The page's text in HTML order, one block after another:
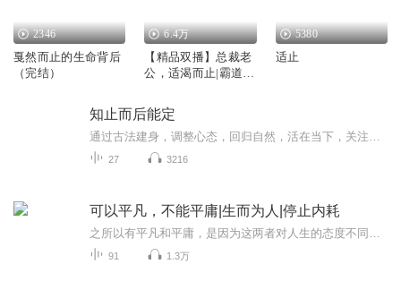
2346
戛然而止的生命背后
（完结）
6.4万
【精品双播】总裁老
公，适渴而止|霸道总
5380
适止
知止而后能定
27 3216
可以平凡，不能平庸|生而为人|停止内耗
91 1.3万